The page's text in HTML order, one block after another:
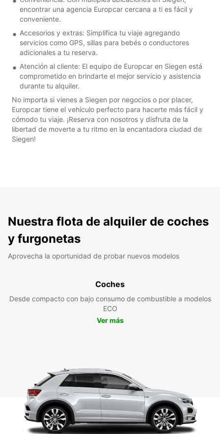
encontrar una agencia Europcar cercana a ti es fácil y
conveniente.
Accesorios y extras: Simplifica tu viaje agregando
servicios como GPS, sillas para bebés o conductores
adicionales a tu reserva.
Atención al cliente: El equipo de Europcar en Siegen está
comprometido en brindarte el mejor servicio y asistencia
durante tu alquiler.
No importa si vienes a Siegen por negocios o por placer,
Europcar tiene el vehículo perfecto para hacerte más fácil y
cómodo tu viaje. ¡Reserva con nosotros y disfruta de la
libertad de moverte a tu ritmo en la encantadora ciudad de
Siegen!
Nuestra flota de alquiler de coches
y furgonetas
Aprovecha la oportunidad de probar nuevos modelos
Coches
Desde compacto con bajo consumo de combustible a modelos
ECO
Ver más